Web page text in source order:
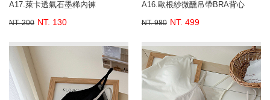
A17.萊卡透氣石墨稀內褲
NT. 200 NT. 130
A16.歐根紗微醺吊帶BRA背心
NT. 980 NT. 499